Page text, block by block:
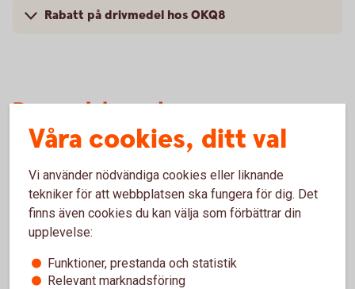
Rabatt på drivmedel hos OKQ8
Resa och boende
Tallink Silja Line
Du får rabatt på kryssningar och resor med Tallink Silja Line
med ditt Betalkort Företag.
Rabatt Tallink Silja Line
Våra cookies, ditt val
Vi använder nödvändiga cookies eller liknande
tekniker för att webbplatsen ska fungera för dig. Det
finns även cookies du kan välja som förbättrar din
upplevelse:
Funktioner, prestanda och statistik
Relevant marknadsföring